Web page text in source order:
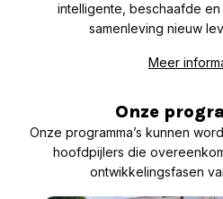
intelligente, beschaafde
samenleving nieuw
Meer
Onze
Onze programma’s kunnen
hoofdpijlers die
ontwikkelingsfasen